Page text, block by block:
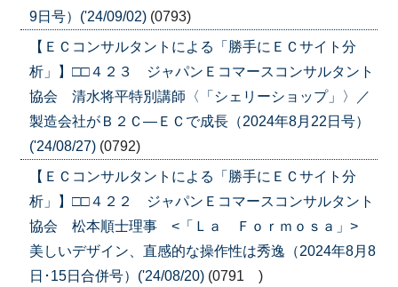
9日号）('24/09/02) (0793)
【ＥＣコンサルタントによる「勝手にＥＣサイト分
析」】□□４２３ ジャパンＥコマースコンサルタント
協会 清水将平特別講師〈「シェリーショップ」〉／
製造会社がＢ２Ｃ―ＥＣで成長（2024年8月22日号）
('24/08/27) (0792)
【ＥＣコンサルタントによる「勝手にＥＣサイト分
析」】□□４２２ ジャパンＥコマースコンサルタント
協会 松本順士理事 <「Ｌａ Ｆｏｒｍｏｓａ」>
美しいデザイン、直感的な操作性は秀逸（2024年8月8
日･15日合併号）('24/08/20) (0791 )